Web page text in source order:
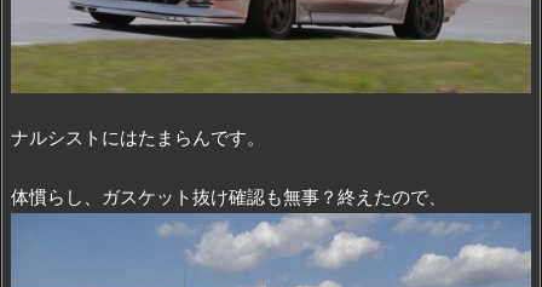
ナルシストにはたまらんです。
体慣らし、ガスケット抜け確認も無事？終えたので、